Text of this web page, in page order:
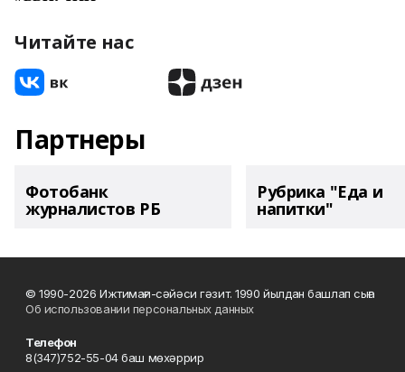
Читайте нас
Партнеры
Фотобанк
журналистов РБ
Рубрика "Еда и
напитки"
© 1990-2026 Ижтимағи-сәйәси гәзит. 1990 йылдан башлап сыға
Об использовании персональных данных
Телефон
8(347)752-55-04 баш мөхәррир